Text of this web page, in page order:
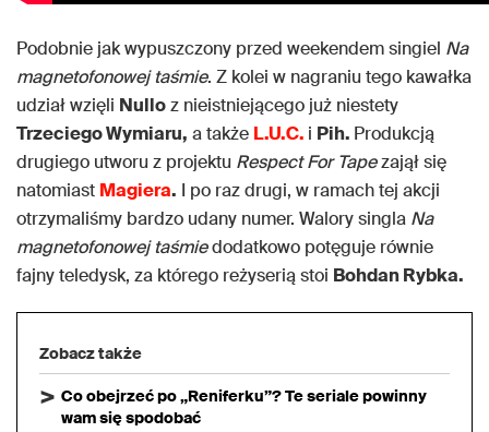
Podobnie jak wypuszczony przed weekendem singiel Na
magnetofonowej taśmie. Z kolei w nagraniu tego kawałka
udział wzięli Nulloz nieistniejącego już niestety
Trzeciego Wymiaru, a także L.U.C. i Pih. Produkcją
drugiego utworu z projektu Respect For Tapezajął się
natomiast Magiera. I po raz drugi, w ramach tej akcji
otrzymaliśmy bardzo udany numer. Walory singla Na
magnetofonowej taśmiedodatkowo potęguje równie
fajny teledysk, za którego reżyserią stoi Bohdan Rybka.
Zobacz także
Co obejrzeć po „Reniferku”? Te seriale powinny
wam się spodobać